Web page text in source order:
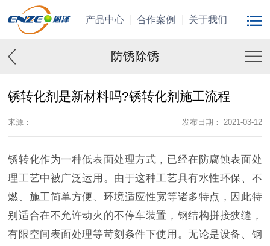
产品中心 合作案例 关于我们
防锈除锈
锈转化剂是新材料吗?锈转化剂施工流程
来源： 发布日期： 2021-03-12
锈转化作为一种低表面处理方式，已经在防腐蚀表面处
理工艺中被广泛运用。由于这种工艺具有水性环保、不
燃、施工简单方便、环境适应性宽等诸多特点，因此特
别适合在不允许动火的不停车装置，钢结构拼接狭缝，
有限空间表面处理等苛刻条件下使用。无论是设备、钢